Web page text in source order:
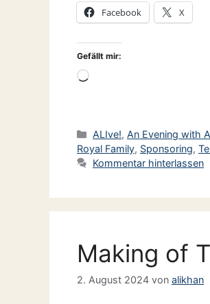
Facebook X
Gefällt mir:
Wird
Kategorien
ALIve!,An Evening with
Royal Family, Sponsoring,
Kommentar hinterlassen
Making of
2. August 2024 von alikhan